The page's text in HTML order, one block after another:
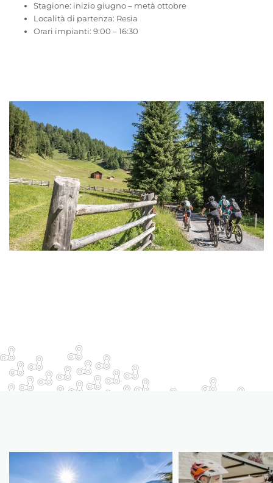
Stagione: inizio giugno – metà ottobre
Località di partenza: Resia
Orari impianti: 9:00 – 16:30